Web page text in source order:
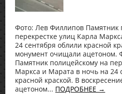
Фото: Лев Филлипов Памятник
перекрестке улиц Карла
24 сентября облили красной
монумент очищали ацетоном.
Памятник полицейскому на
Маркса и Марата в ночь на 24
красной краской. В
ацетоном... ПОДРОБНЕЕ →